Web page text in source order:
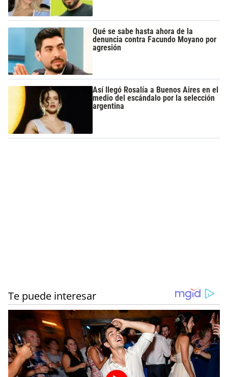
Qué se sabe hasta ahora de la
denuncia contra Facundo Moyano por
agresión
Así llegó Rosalía a Buenos Aires en el
medio del escándalo por la selección
argentina